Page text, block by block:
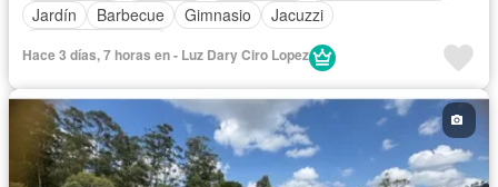
Jardín
Barbecue Gimnasio
Jacuzzi
Hace 3 días, 7 horas en - Luz Dary Ciro Lopez